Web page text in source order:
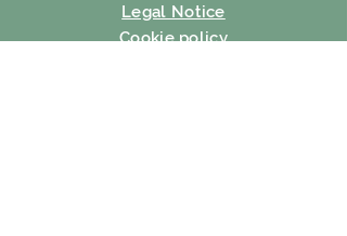
Legal Notice
Cookie policy